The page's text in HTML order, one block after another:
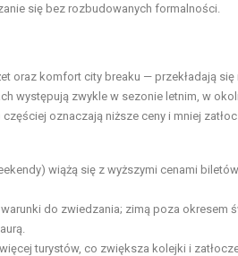
się bez rozbudowanych formalności.
oraz komfort city breaku — przekładają się
występują zwykle w sezonie letnim, w
oznaczają niższe ceny i mniej
wiążą się z wyższymi cenami
do zwiedzania; zimą poza okresem
turystów, co zwiększa kolejki i